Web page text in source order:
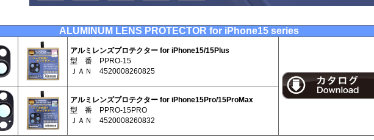
ALUMINUM LENS PROTECTOR for iPhone15 series
アルミレンズプロテクター for iPhone15/15Plus
型 番 PPRO-15
ＪＡＮ 4520008260825
アルミレンズプロテクター for iPhone15Pro/15ProMax
型 番 PPRO-15PRO
ＪＡＮ 4520008260832